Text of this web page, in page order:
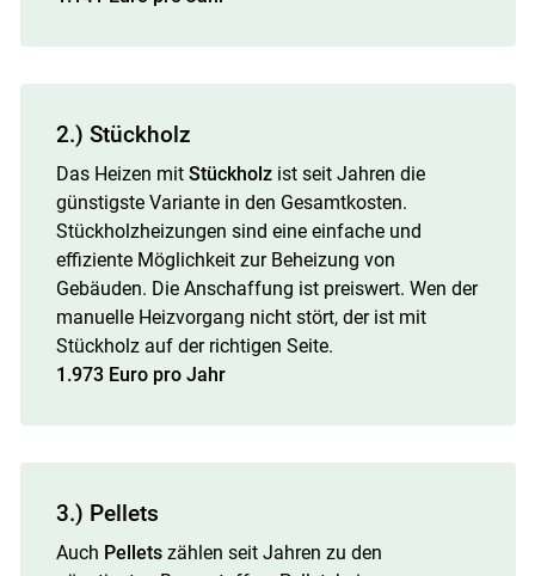
2.) Stückholz
Das Heizen mit Stückholz ist seit Jahren die
günstigste Variante in den Gesamtkosten.
Stückholzheizungen sind eine einfache und
effiziente Möglichkeit zur Beheizung von
Gebäuden. Die Anschaffung ist preiswert. Wen der
manuelle Heizvorgang nicht stört, der ist mit
Stückholz auf der richtigen Seite.
1.973 Euro pro Jahr
3.) Pellets
Auch Pellets zählen seit Jahren zu den